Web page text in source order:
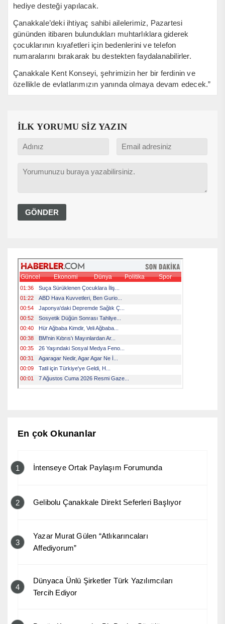
hediye desteği yapılacak.
Çanakkale’deki ihtiyaç sahibi ailelerimiz, Pazartesi
gününden itibaren bulundukları muhtarlıklara giderek
çocuklarının kıyafetleri için bedenlerini ve telefon
numaralarını bırakarak bu destekten faydalanabilirler.
Çanakkale Kent Konseyi, şehrimizin her bir ferdinin ve
özellikle de evlatlarımızın yanında olmaya devam edecek.”
İLK YORUMU SİZ YAZIN
En çok Okunanlar
1 İntenseye Ortak Paylaşım Forumunda
2 Gelibolu Çanakkale Direkt Seferleri Başlıyor
3
Yazar Murat Gülen “Atlıkarıncaları
Affediyorum”
4
Dünyaca Ünlü Şirketler Türk Yazılımcıları
Tercih Ediyor